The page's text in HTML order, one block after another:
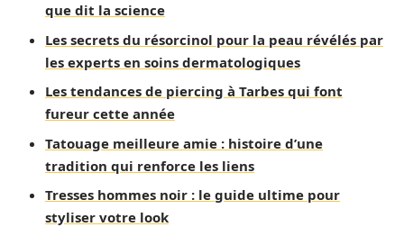
que dit la science
Les secrets du résorcinol pour la peau révélés par
les experts en soins dermatologiques
Les tendances de piercing à Tarbes qui font
fureur cette année
Tatouage meilleure amie : histoire d’une
tradition qui renforce les liens
Tresses hommes noir : le guide ultime pour
styliser votre look